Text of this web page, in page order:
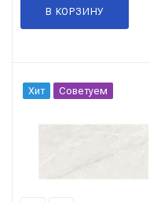
В КОРЗИНУ
Хит Советуем